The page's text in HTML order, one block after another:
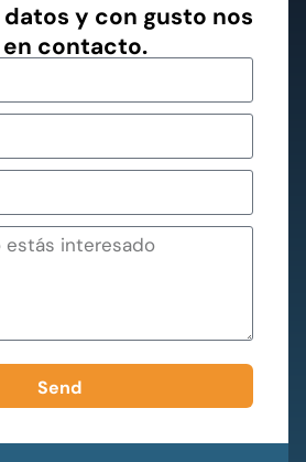
y con gusto nos
contacto.
Send